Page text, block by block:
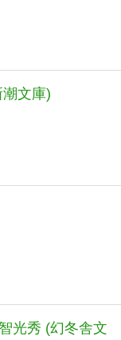
文庫)
光秀 (幻冬舎文